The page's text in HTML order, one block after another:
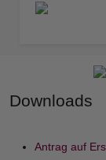
Downloads
Antrag auf